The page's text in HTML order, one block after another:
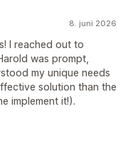
8. juni 2026
I reached out to
was prompt,
my unique needs
solution than the
implement it!).